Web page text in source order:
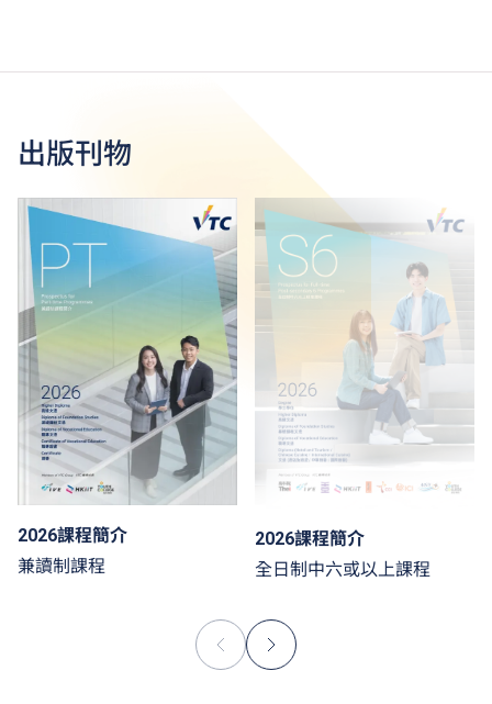
出版刊物
2026課程簡介
兼讀制課程
2026課程簡介
全日制中六或以上課程